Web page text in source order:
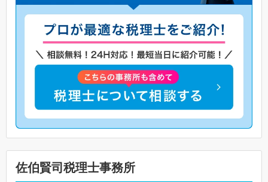
佐伯賢司税理士事務所